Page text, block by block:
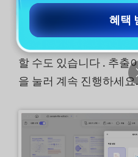
페이지 범위를 선택하세
미지 PDF 중 원하는 추
이지를 별도의 파일로 추
할 수도 있습니다 . 추출
을 눌러 계속 진행하세요.
혜택